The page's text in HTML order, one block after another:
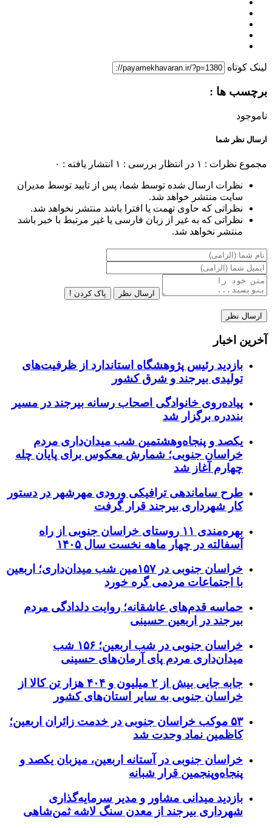
لینک کوتاه
برچسب ها :
ناموجود
ارسال نظر شما
مجموع نظرات : ۱ در انتظار بررسی : ۱ انتشار یافته : ۰
نظرات ارسال شده توسط شما، پس از تایید توسط مدیران
سایت منتشر خواهد شد.
نظراتی که حاوی تهمت یا افترا باشد منتشر نخواهد شد.
نظراتی که به غیر از زبان فارسی یا غیر مرتبط با خبر باشد
منتشر نخواهد شد.
ارسال نظر پاک کردن !
آخرین اخبار
بازدید رئیس پژوهشگاه استاندارد از ظرفیت‌های
تولیدی بیرجند و شرق کشور
پیاده‌روی خانوادگی اصحاب رسانه بیرجند در مسیر
بنددره برگزار شد
یکصد و پنجاه‌وهشتمین شب میدان‌داری مردم
خراسان جنوبی؛ شمارش معکوس برای پایان چله
چهارم آغاز شد
طرح ساماندهی ترافیکی ورودی مهرشهر در دستور
کار شهرداری بیرجند قرار گرفت
بهره‌مندی ۱۱ روستای خراسان جنوبی از راه
آسفالته در چهار ماهه نخست سال ۱۴۰۵
خراسان جنوبی در ۱۵۷مین شب میدان‌داری؛ اربعین
با اجتماعات مردمی گره خورد
حماسه قدم‌های عاشقانه؛ روایت دلدادگی مردم
بیرجند در اربعین حسینی
خراسان جنوبی در شب اربعین؛ ۱۵۶ شب
میدان‌داری مردم پای آرمان‌های حسینی
جابه جایی بیش از ۲ میلیون و ۴۰۴ هزار تن کالا از
خراسان جنوبی به سایر استان‌های کشور
۵۳ موکب خراسان جنوبی در خدمت زائران اربعین؛
کاظمین نماد وحدت شد
خراسان جنوبی در آستانه اربعین، میزبان یکصد و
پنجاه‌وپنجمین قرار شبانه
بازدید میدانی مشاور و مدیر سرمایه‌گذاری
شهرداری بیرجند از معدن سنگ لاشه ثمن‌شاهی